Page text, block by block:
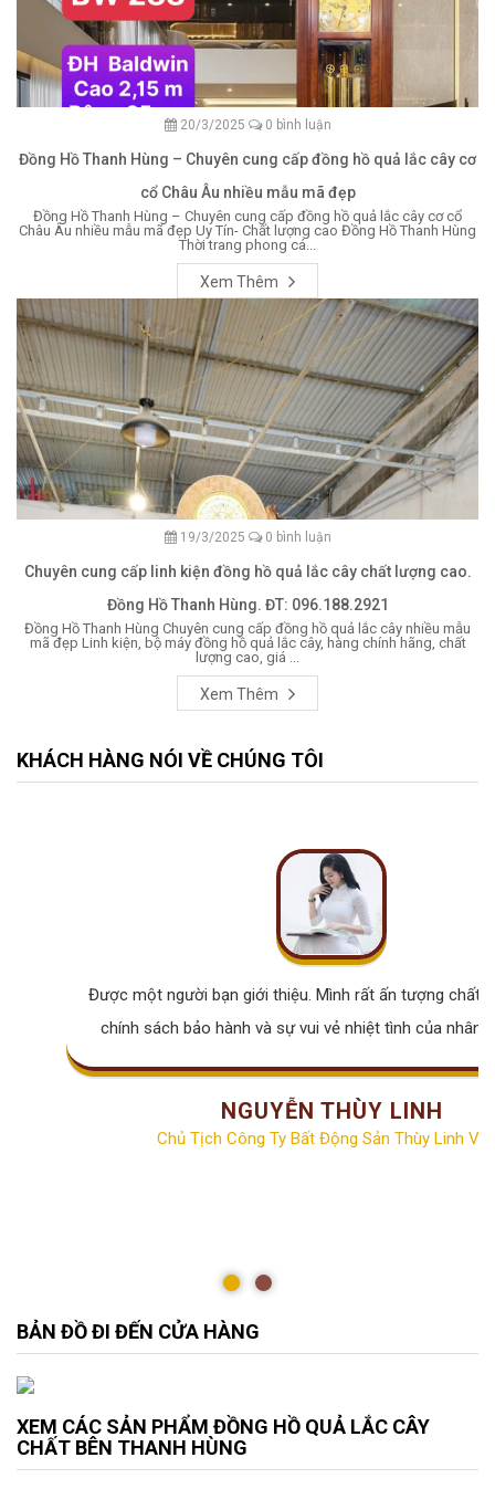
20/3/2025 0 bình luận
Đồng Hồ Thanh Hùng – Chuyên cung cấp đồng hồ quả lắc cây cơ
cổ Châu Âu nhiều mẫu mã đẹp
Đồng Hồ Thanh Hùng – Chuyên cung cấp đồng hồ quả lắc cây cơ cổ
Châu Âu nhiều mẫu mã đẹp Uy Tín- Chất lượng cao Đồng Hồ Thanh Hùng
Thời trang phong cá...
Xem Thêm
19/3/2025 0 bình luận
Chuyên cung cấp linh kiện đồng hồ quả lắc cây chất lượng cao.
Đồng Hồ Thanh Hùng. ĐT: 096.188.2921
Đồng Hồ Thanh Hùng Chuyên cung cấp đồng hồ quả lắc cây nhiều mẫu
mã đẹp Linh kiện, bộ máy đồng hồ quả lắc cây, hàng chính hãng, chất
lượng cao, giá ...
Xem Thêm
KHÁCH HÀNG NÓI VỀ CHÚNG TÔI
Được một người bạn giới thiệu. Mình rất ấn tượng chất
chính sách bảo hành và sự vui vẻ nhiệt tình của nhân
NGUYỄN THÙY LINH
Chủ Tịch Công Ty Bất Động Sản Thùy Linh
BẢN ĐỒ ĐI ĐẾN CỬA HÀNG
XEM CÁC SẢN PHẨM ĐỒNG HỒ QUẢ LẮC CÂY
CHẤT BÊN THANH HÙNG